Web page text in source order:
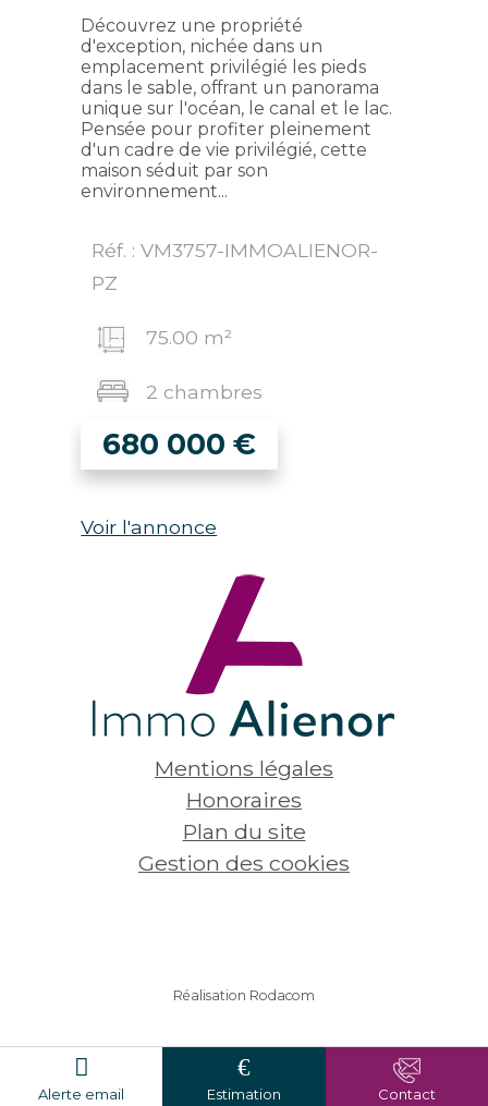
Découvrez une propriété
d'exception, nichée dans un
emplacement privilégié les pieds
dans le sable, offrant un panorama
unique sur l'océan, le canal et le lac.
Pensée pour profiter pleinement
d'un cadre de vie privilégié, cette
maison séduit par son
environnement...
680 000 €
Réf. : VM3757-IMMOALIENOR-
PZ
75.00 m²
2 chambres
Voir l'annonce
Alerte email Estimation Contact
Mentions légales
Honoraires
Plan du site
Gestion des cookies
Réalisation Rodacom